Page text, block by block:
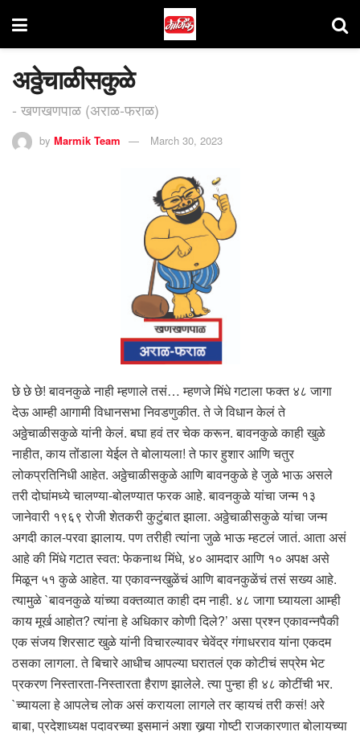
अठ्ठेचाळीसकुळे
- खणखणपाळ (अराळ-फराळ)
by Marmik Team March 30, 2023
छे छे छे! बावनकुळे नाही म्हणाले तसं… म्हणजे मिंधे गटाला फक्त ४८ जागा
देऊ आम्ही आगामी विधानसभा निवडणुकीत. ते जे विधान केलं ते
अठ्ठेचाळीसकुळे यांनी केलं. बघा हवं तर चेक करून. बावनकुळे काही खुळे
नाहीत, काय तोंडाला येईल ते बोलायला! ते फार हुशार आणि चतुर
लोकप्रतिनिधी आहेत. अठ्ठेचाळीसकुळे आणि बावनकुळे हे जुळे भाऊ असले
तरी दोघांमध्ये चालण्या-बोलण्यात फरक आहे. बावनकुळे यांचा जन्म १३
जानेवारी १९६९ रोजी शेतकरी कुटुंबात झाला. अठ्ठेचाळीसकुळे यांचा जन्म
अगदी काल-परवा झालाय. पण तरीही त्यांना जुळे भाऊ म्हटलं जातं. आता असं
आहे की मिंधे गटात स्वत: फेकनाथ मिंधे, ४० आमदार आणि १० अपक्ष असे
मिळून ५१ कुळे आहेत. या एकावन्नखुळेंचं आणि बावनकुळेंचं तसं सख्य आहे.
त्यामुळे `बावनकुळे यांच्या वक्तव्यात काही दम नाही. ४८ जागा घ्यायला आम्ही
काय मूर्ख आहोत? त्यांना हे अधिकार कोणी दिले?’ असा प्रश्न एकावन्नपैकी
एक संजय शिरसाट खुळे यांनी विचारल्यावर चेवेंद्र गंगाधरराव यांना एकदम
ठसका लागला. ते बिचारे आधीच आपल्या घरातलं एक कोटीचं सप्रेम भेट
प्रकरण निस्तारता-निस्तारता हैराण झालेले. त्या पुन्हा ही ४८ कोटींची भर.
`च्यायला हे आपलेच लोक असं करायला लागले तर व्हायचं तरी कसं! अरे
बाबा, प्रदेशाध्यक्ष पदावरच्या इसमानं अशा खर्‍या गोष्टी राजकारणात बोलायच्या